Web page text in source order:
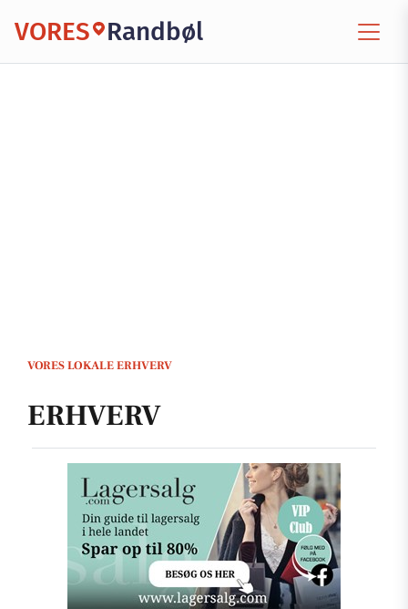
VORES Randbøl
VORES LOKALE ERHVERV
ERHVERV